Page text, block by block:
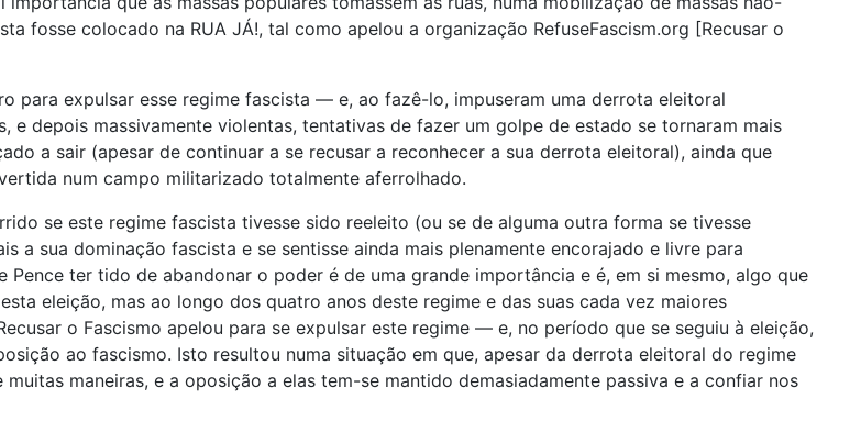
fosse colocado na RUA JÁ!, tal como apelou a organização RefuseFascism.org [Recusar o
para expulsar esse regime fascista — e, ao fazê-lo, impuseram uma derrota eleitoral
e depois massivamente violentas, tentativas de fazer um golpe de estado se tornaram mais
a sair (apesar de continuar a se recusar a reconhecer a sua derrota eleitoral), ainda que
num campo militarizado totalmente aferrolhado.
se este regime fascista tivesse sido reeleito (ou se de alguma outra forma se tivesse
a sua dominação fascista e se sentisse ainda mais plenamente encorajado e livre para
ter tido de abandonar o poder é de uma grande importância e é, em si mesmo, algo que
eleição, mas ao longo dos quatro anos deste regime e das suas cada vez maiores
o Fascismo apelou para se expulsar este regime — e, no período que se seguiu à eleição,
ao fascismo. Isto resultou numa situação em que, apesar da derrota eleitoral do regime
maneiras, e a oposição a elas tem-se mantido demasiadamente passiva e a confiar nos